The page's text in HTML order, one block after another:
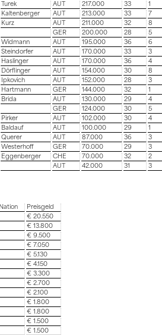
Turek AUT 217.000 33
1
Kaltenberger AUT 213.000 33
7
Kurz AUT 211.000 32
8
GER 200.000 28
5
Widmann AUT 195.000 36
6
Steindorfer AUT 170.000 33
3
Haslinger AUT 170.000 36
4
Dörflinger AUT 154.000 30
8
Ipkovich AUT 152.000 28
3
Hartmann GER 144.000 32
1
Brida AUT 130.000 29
4
GER 124.000 30
5
Pirker AUT 102.000 30
4
Baldauf AUT 100.000 29
1
Querer AUT 87.000 36
3
Westerhoff GER 70.000 29
3
Eggenberger CHE 70.000 32
2
AUT 42.000 31 3
Nation
Preisgeld
€ 20.550
€ 13.800
€ 9.500
€ 7.050
€ 5.130
€ 4.150
€ 3.300
€ 2.700
€ 2.100
€ 1.800
€ 1.800
€ 1.500
€ 1.500